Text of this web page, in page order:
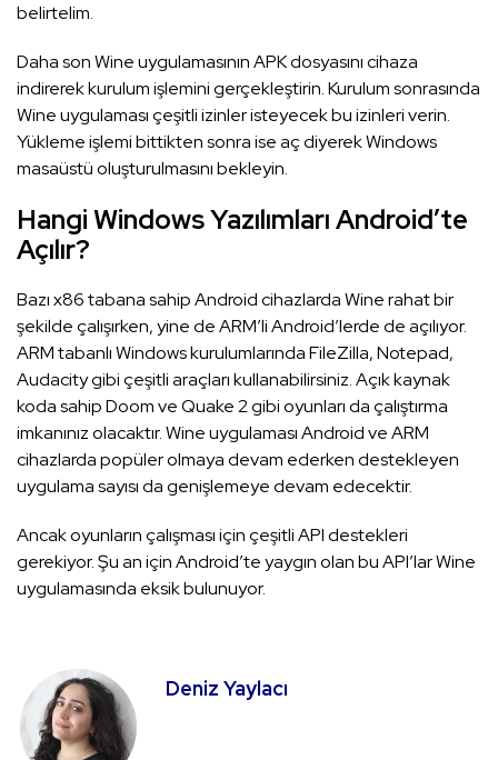
belirtelim.
Daha son Wine uygulamasının APK dosyasını cihaza
indirerek kurulum işlemini gerçekleştirin. Kurulum sonrasında
Wine uygulaması çeşitli izinler isteyecek bu izinleri verin.
Yükleme işlemi bittikten sonra ise aç diyerek Windows
masaüstü oluşturulmasını bekleyin.
Hangi Windows Yazılımları Android’te
Açılır?
Bazı x86 tabana sahip Android cihazlarda Wine rahat bir
şekilde çalışırken, yine de ARM’li Android’lerde de açılıyor.
ARM tabanlı Windows kurulumlarında FileZilla, Notepad,
Audacity gibi çeşitli araçları kullanabilirsiniz. Açık kaynak
koda sahip Doom ve Quake 2 gibi oyunları da çalıştırma
imkanınız olacaktır. Wine uygulaması Android ve ARM
cihazlarda popüler olmaya devam ederken destekleyen
uygulama sayısı da genişlemeye devam edecektir.
Ancak oyunların çalışması için çeşitli API destekleri
gerekiyor. Şu an için Android’te yaygın olan bu API’lar Wine
uygulamasında eksik bulunuyor.
Deniz Yaylacı